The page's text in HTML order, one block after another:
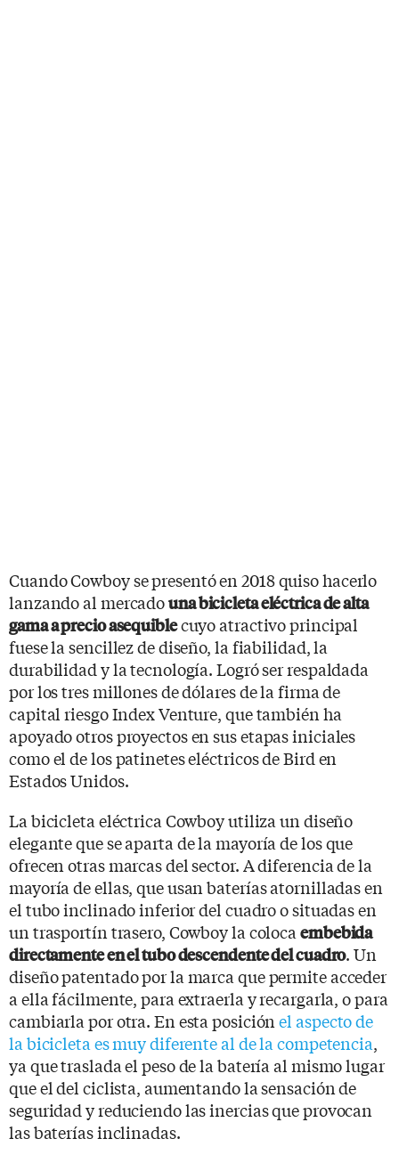
Cuando Cowboy se presentó en 2018 quiso hacerlo
lanzando al mercadouna bicicleta eléctrica de alta
gama a precio asequiblecuyo atractivo principal
fuese la sencillez de diseño, la fiabilidad, la
durabilidad y la tecnología. Logró ser respaldada
por los tres millones de dólares de la firma de
capital riesgo Index Venture, que también ha
apoyado otros proyectos en sus etapas iniciales
como el de los patinetes eléctricos de Bird en
Estados Unidos.
La bicicleta eléctrica Cowboy utiliza un diseño
elegante que se aparta de la mayoría de los que
ofrecen otras marcas del sector. A diferencia de la
mayoría de ellas, que usan baterías atornilladas en
el tubo inclinado inferior del cuadro o situadas en
un trasportín trasero, Cowboy la coloca embebida
directamente en el tubo descendente del cuadro. Un
diseño patentado por la marca que permite acceder
a ella fácilmente, para extraerla y recargarla, o para
cambiarla por otra. En esta posiciónel aspecto de
la bicicleta es muy diferente al de la competencia,
ya que traslada el peso de la batería al mismo lugar
que el del ciclista, aumentando la sensación de
seguridad y reduciendo las inercias que provocan
las baterías inclinadas.